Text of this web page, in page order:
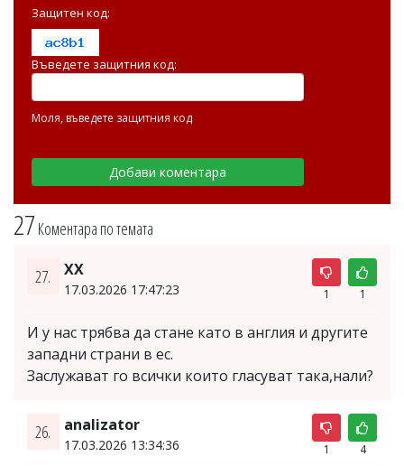
27 Коментара по темата
27. XX
17.03.2026 17:47:23 1 1
И у нас трябва да стане като в англия и другите
западни страни в ес.
Заслужават го всички които гласуват така,нали?
26. analizator
17.03.2026 13:34:36 1 4
Защитен код:
Въведете защитния код:
Моля, въведете защитния код